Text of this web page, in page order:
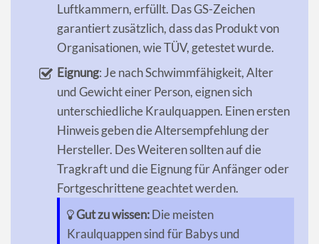
Luftkammern, erfüllt. Das GS-Zeichen
garantiert zusätzlich, dass das Produkt von
Organisationen, wie TÜV, getestet wurde.
Eignung: Je nach Schwimmfähigkeit, Alter
und Gewicht einer Person, eignen sich
unterschiedliche Kraulquappen. Einen ersten
Hinweis geben die Altersempfehlung der
Hersteller. Des Weiteren sollten auf die
Tragkraft und die Eignung für Anfänger oder
Fortgeschrittene geachtet werden.
Gut zu wissen:Die meisten
Kraulquappen sind für Babys und